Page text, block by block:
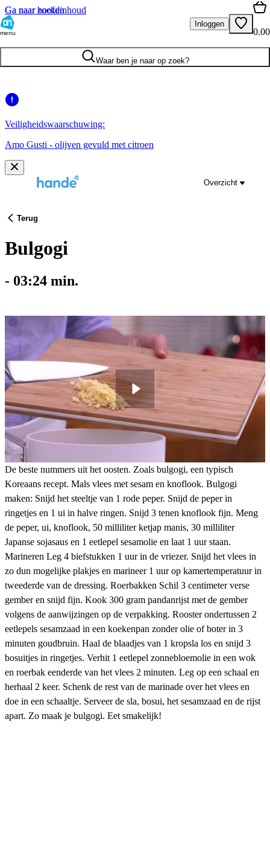
Ga naar hoofdinhoud
Ga naar zoeken
menu
Inloggen
0.00
Waar ben je naar op zoek?
Veiligheidswaarschuwing:
Amo Gusti - olijven gevuld met citroen
Overzicht
Terug
Bulgogi
- 03:24 min.
De beste nummers uit het oosten. Zoals bulgogi, een typisch
Koreaans recept. Mals vlees met sesam en knoflook. Bulgogi
maken: Snijd het steeltje van 1 rode peper. Snijd de peper in
ringetjes en 1 ui in halve ringen. Snijd 3 tenen knoflook fijn. Meng
de peper, ui, knoflook, 50 milliliter ketjap manis, 30 milliliter
Japanse sojasaus en 1 eetlepel sesamolie en laat 1 uur staan.
Marineren Leg 4 biefstukken 1 uur in de vriezer. Snijd het vlees in
zo dun mogelijke plakjes en marineer 1 uur op kamertemperatuur in
tweederde van de dressing. Roerbakken Schil 3 centimeter verse
gember en snijd fijn. Kook 300 gram pandanrijst met de gember
volgens de aanwijzingen op de verpakking. Rooster ondertussen 2
eetlepels sesamzaad in een koekenpan zonder olie of boter in 3
minuten goudbruin. Haal de blaadjes van 1 kropsla los en snijd 3
bosuitjes in ringetjes. Verhit 1 eetlepel zonnebloemolie in een wok
en roerbak eenderde van het vlees 2 minuten. Leg op een schaal en
herhaal 2 keer. Schenk de rest van de marinade over het vlees en
doe in een schaaltje. Serveer de sla, bosui, het sesamzaad en de rijst
apart. Zo maak je bulgogi. Eet smakelijk!